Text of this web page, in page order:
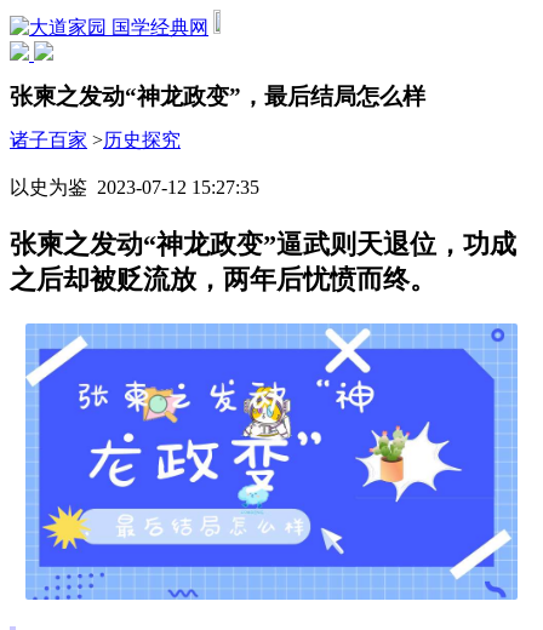
国学经典网
张柬之发动“神龙政变”，最后结局怎么样
诸子百家 >历史探究
以史为鉴 2023-07-12 15:27:35
张柬之发动“神龙政变”逼武则天退位，功成
之后却被贬流放，两年后忧愤而终。